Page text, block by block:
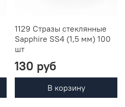
1129 Стразы стеклянные
Sapphire SS4 (1,5 мм) 100
шт
130 руб
В корзину